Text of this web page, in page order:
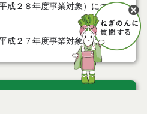
成２８年度事業対象）につい
成２７年度事業対象）につい
成２６年度事業対象）につい